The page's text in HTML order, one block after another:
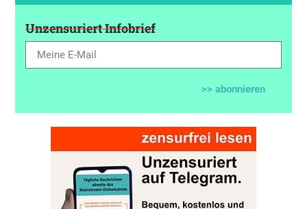
Unzensuriert Infobrief
>> abonnieren